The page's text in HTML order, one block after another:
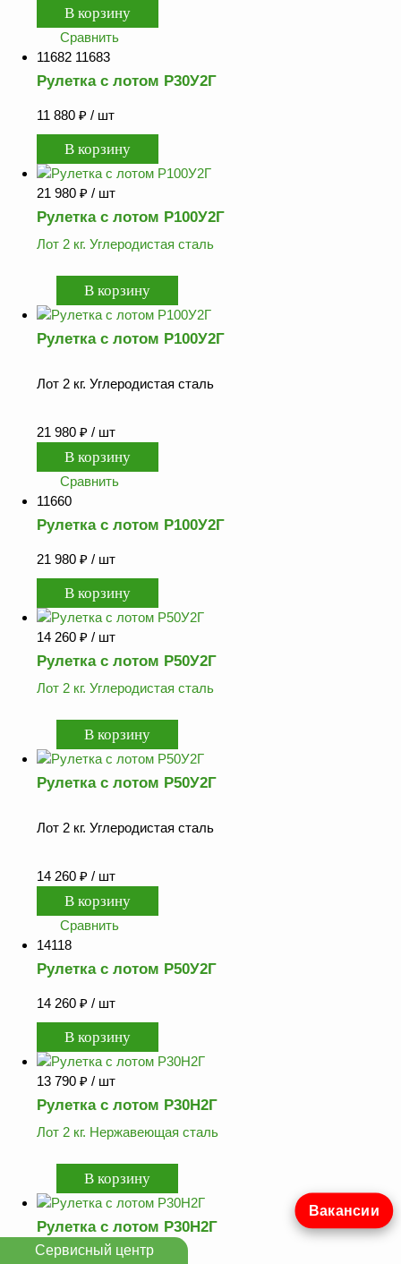
Сравнить
11682 11683
Рулетка с лотом Р30У2Г
11 880 ₽ / шт
21 980 ₽ / шт
Рулетка с лотом Р100У2Г
Лот 2 кг. Углеродистая сталь
Рулетка с лотом Р100У2Г
Лот 2 кг. Углеродистая сталь
21 980 ₽ / шт
Сравнить
11660
Рулетка с лотом Р100У2Г
21 980 ₽ / шт
14 260 ₽ / шт
Рулетка с лотом Р50У2Г
Лот 2 кг. Углеродистая сталь
Рулетка с лотом Р50У2Г
Лот 2 кг. Углеродистая сталь
14 260 ₽ / шт
Сравнить
14118
Рулетка с лотом Р50У2Г
14 260 ₽ / шт
13 790 ₽ / шт
Рулетка с лотом Р30Н2Г
Лот 2 кг. Нержавеющая сталь
Рулетка с лотом Р30Н2Г
Сервисный центр
Вакансии